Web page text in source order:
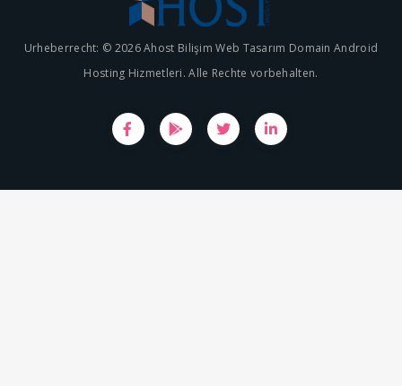
Urheberrecht: © 2026 Ahost Bilişim Web Tasarım Domain Android
Hosting Hizmetleri. Alle Rechte vorbehalten.